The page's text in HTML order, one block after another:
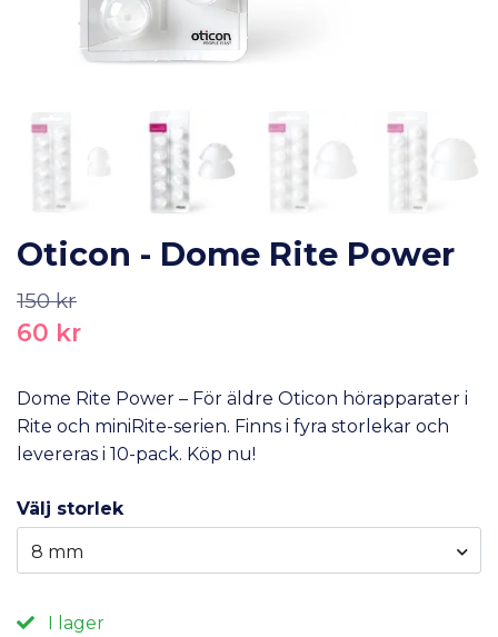
Oticon - Dome Rite Power
150 kr
60 kr
Dome Rite Power – För äldre Oticon hörapparater i
Rite och miniRite-serien. Finns i fyra storlekar och
levereras i 10-pack. Köp nu!
Välj storlek
8 mm
I lager